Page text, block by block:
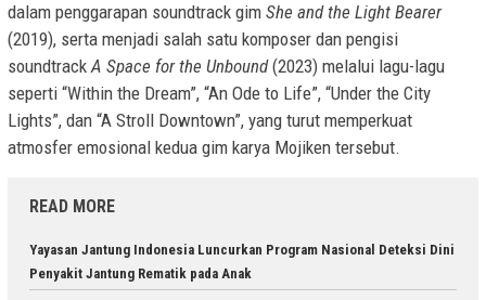
dalam penggarapan soundtrack gim She and the Light Bearer
(2019), serta menjadi salah satu komposer dan pengisi
soundtrackA Space for the Unbound(2023) melalui lagu-lagu
seperti “Within the Dream”, “An Ode to Life”, “Under the City
Lights”, dan “A Stroll Downtown”, yang turut memperkuat
atmosfer emosional kedua gim karya Mojiken tersebut.
READ MORE
Yayasan Jantung Indonesia Luncurkan Program Nasional Deteksi Dini
Penyakit Jantung Rematik pada Anak